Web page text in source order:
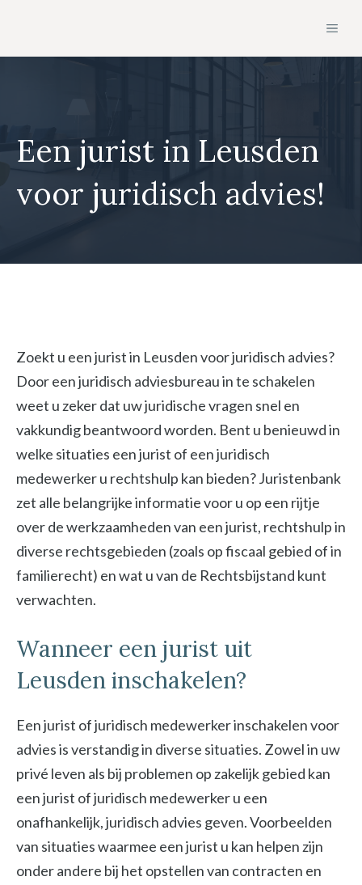
de
Een jurist in Leusden
voor juridisch advies!
Zoekt u een jurist in Leusden voor juridisch advies?
Door een juridisch adviesbureau in te schakelen
weet u zeker dat uw juridische vragen snel en
vakkundig beantwoord worden. Bent u benieuwd in
welke situaties een jurist of een juridisch
medewerker u rechtshulp kan bieden? Juristenbank
zet alle belangrijke informatie voor u op een rijtje
over de werkzaamheden van een jurist, rechtshulp in
diverse rechtsgebieden (zoals op fiscaal gebied of in
familierecht) en wat u van de Rechtsbijstand kunt
verwachten.
Wanneer een jurist uit
Leusden inschakelen?
Een jurist of juridisch medewerker inschakelen voor
advies is verstandig in diverse situaties. Zowel in uw
privé leven als bij problemen op zakelijk gebied kan
een jurist of juridisch medewerker u een
onafhankelijk, juridisch advies geven. Voorbeelden
van situaties waarmee een jurist u kan helpen zijn
onder andere bij het opstellen van contracten en